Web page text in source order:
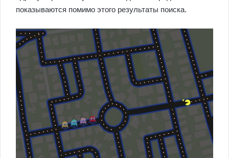
показываются помимо этого результаты поиска.